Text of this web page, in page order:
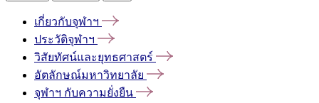
เกี่ยวกับจุฬาฯ
ประวัติจุฬาฯ
วิสัยทัศน์และยุทธศาสตร์
อัตลักษณ์มหาวิทยาลัย
จุฬาฯ กับความยั่งยืน